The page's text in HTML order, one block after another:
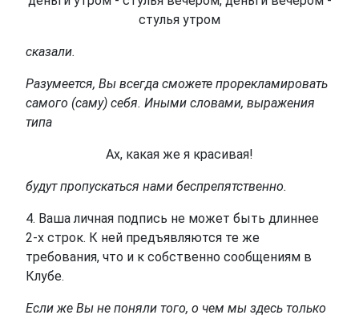
стулья утром
сказали.
Разумеется, Вы всегда сможете прорекламировать
самого (саму) себя. Иными словами, выражения
типа
Ах, какая же я красивая!
будут пропускаться нами беспрепятственно.
4. Ваша личная подпись не может быть длиннее
2-х строк. К ней предъявляются те же
требования, что и к собственно сообщениям в
Клубе.
Если же Вы не поняли того, о чем мы здесь только